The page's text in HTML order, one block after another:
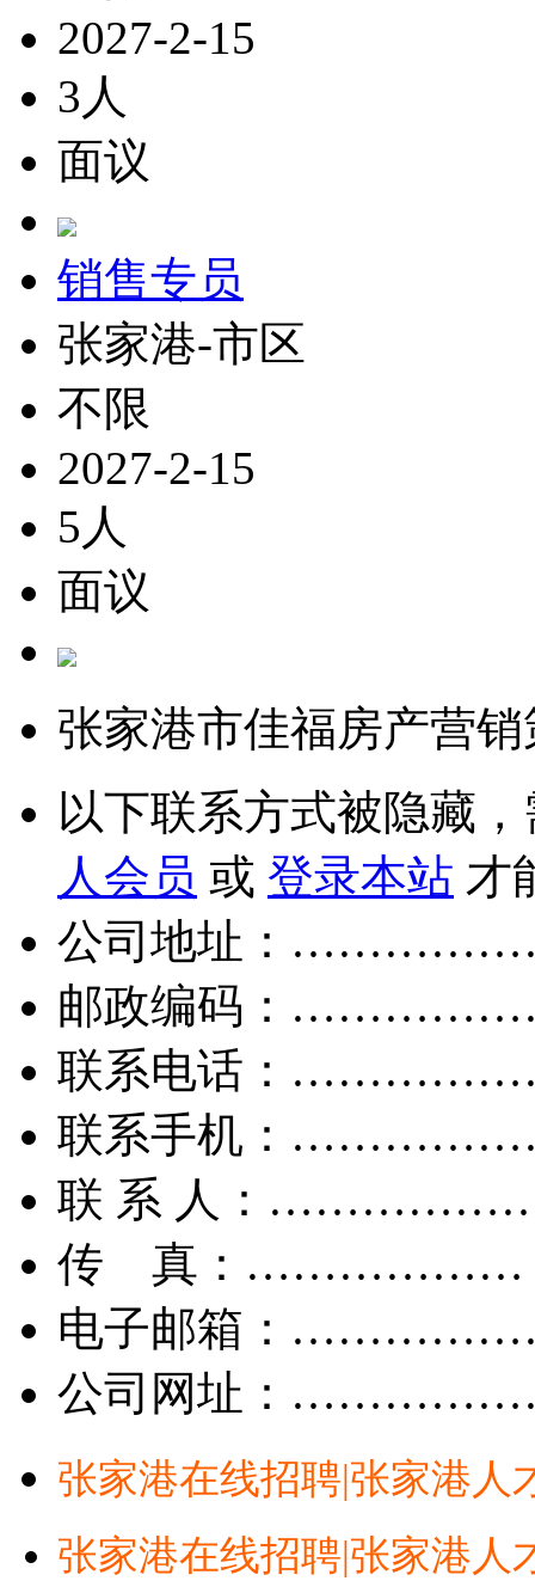
2027-2-15
3人
面议
销售专员
张家港-市区
不限
2027-2-15
5人
面议
张家港市佳福房产营
以下联系方式被隐藏
人会员 或 登录本站 才
公司地址：
邮政编码：
联系电话：
联系手机：
联 系 人：
传 真：………………
电子邮箱：
公司网址：
张家港在线招聘|张家港人
张家港在线招聘|张家港人